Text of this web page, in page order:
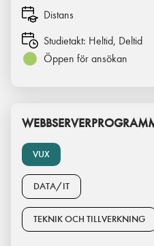
Distans
Studietakt: Heltid, Deltid
Öppen för ansökan
VUX
DATA/IT
TEKNIK OCH TILLVERKNING